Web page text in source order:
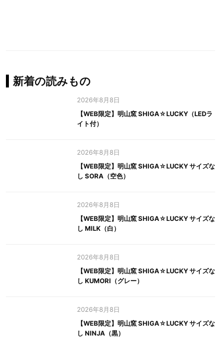
新着の読みもの
2026年8月8日
【WEB限定】明山窯 SHIGA☆LUCKY（LEDラ
イト付）
2026年8月8日
【WEB限定】明山窯 SHIGA☆LUCKY サイズな
し SORA（空色）
2026年8月8日
【WEB限定】明山窯 SHIGA☆LUCKY サイズな
し MILK（白）
2026年8月8日
【WEB限定】明山窯 SHIGA☆LUCKY サイズな
し KUMORI（グレー）
2026年8月8日
【WEB限定】明山窯 SHIGA☆LUCKY サイズな
し NINJA（黒）